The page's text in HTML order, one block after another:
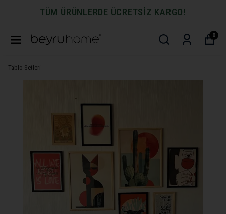
TÜM ÜRÜNLERDE ÜCRETSİZ KARGO!
0
Tablo Setleri